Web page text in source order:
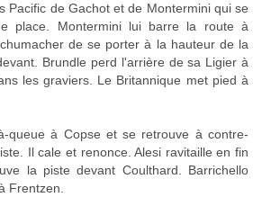
Pacific de Gachot et de Montermini qui se
place. Montermini lui barre la route à
de se porter à la hauteur de la
Brundle perd l'arrière de sa Ligier à
les graviers. Le Britannique met pied à
queue à Copse et se retrouve à contre-
Il cale et renonce. Alesi ravitaille en fin
la piste devant Coulthard. Barrichello
Frentzen.